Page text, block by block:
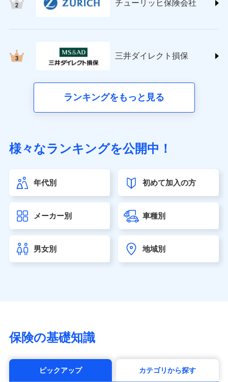
(https://www.nisshinfire.co.jp/)
(https://www.petfamilyins.co.jp/)
ins.com/)
三井ダイレクト損害保険株式会社
（https://www.sonylife.co.jp）
第一ネオ生命保険株式会社（https://neofirst.co.jp/）
大樹生命保険株式会社（https://www.taiju-life.co.jp）
seimei.co.jp）
チューリッヒ生命保険株式会社
東京海上日動あんしん生命保険株式会社
（https://www.tmn-anshin.co.jp/）
マニュライフ生命保険株式会社
（https://www.manulife.co.jp/）
（https://www.msa-life.co.jp/）
メットライフ生命株式会社(https://www.metlife.co.jp/)
チューリッヒ保険会社
三井ダイレクト損保
ランキングをもっと見る
様々なランキングを公開中！
年代別 初めて加入の方
メーカー別 車種別
男女別 地域別
保険の基礎知識
ピックアップ カテゴリから探す